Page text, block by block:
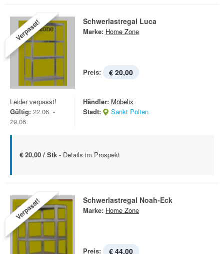
Verpasst! Schwerlastregal Luca
Marke: Home Zone
Preis: € 20,00
Leider verpasst!
Gültig: 22.06. -
29.06.
Händler: Möbelix
Stadt:
Sankt Pölten
€ 20,00 / Stk - Details im Prospekt
Verpasst! Schwerlastregal Noah-Eck
Marke: Home Zone
Preis: € 44,00